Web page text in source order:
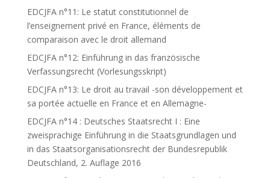
EDCJFA n°11: Le statut constitutionnel de
l’enseignement privé en France, éléments de
comparaison avec le droit allemand
EDCJFA n°12: Einführung in das französische
Verfassungsrecht (Vorlesungsskript)
EDCJFA n°13: Le droit au travail -son développement et
sa portée actuelle en France et en Allemagne-
EDCJFA n°14 : Deutsches Staatsrecht I : Eine
zweisprachige Einführung in die Staatsgrundlagen und
in das Staatsorganisationsrecht der Bundesrepublik
Deutschland, 2. Auflage 2016